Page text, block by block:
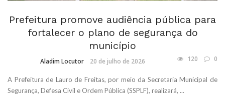
Prefeitura promove audiência pública para
fortalecer o plano de segurança do
município
Aladim Locutor 20 de julho de 2026 120 0
A Prefeitura de Lauro de Freitas, por meio da Secretaria Municipal de
Segurança, Defesa Civil e Ordem Pública (SSPLF), realizará, ...